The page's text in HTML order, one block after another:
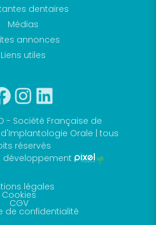
dentaires
Médias
annonces
Liens utiles
Facebook
Instagram
- Société Française de
Orale | tous
réservés
développement
légales
Cookies
CGV
de confidentialité